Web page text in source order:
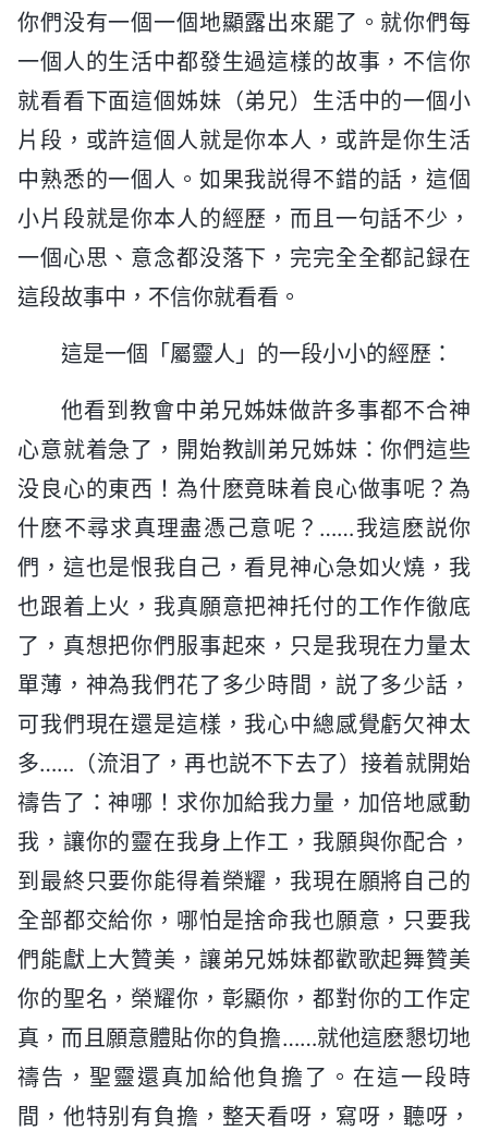
你們没有一個一個地顯露出來罷了。就你們每
一個人的生活中都發生過這樣的故事，不信你
就看看下面這個姊妹（弟兄）生活中的一個小
片段，或許這個人就是你本人，或許是你生活
中熟悉的一個人。如果我説得不錯的話，這個
小片段就是你本人的經歷，而且一句話不少，
一個心思、意念都没落下，完完全全都記録在
這段故事中，不信你就看看。
這是一個「屬靈人」的一段小小的經歷：
他看到教會中弟兄姊妹做許多事都不合神
心意就着急了，開始教訓弟兄姊妹：你們這些
没良心的東西！為什麽竟昧着良心做事呢？為
什麽不尋求真理盡憑己意呢？……我這麽説你
們，這也是恨我自己，看見神心急如火燒，我
也跟着上火，我真願意把神托付的工作作徹底
了，真想把你們服事起來，只是我現在力量太
單薄，神為我們花了多少時間，説了多少話，
可我們現在還是這樣，我心中總感覺虧欠神太
多……（流泪了，再也説不下去了）接着就開始
禱告了：神哪！求你加給我力量，加倍地感動
我，讓你的靈在我身上作工，我願與你配合，
到最終只要你能得着榮耀，我現在願將自己的
全部都交給你，哪怕是捨命我也願意，只要我
們能獻上大贊美，讓弟兄姊妹都歡歌起舞贊美
你的聖名，榮耀你，彰顯你，都對你的工作定
真，而且願意體貼你的負擔……就他這麽懇切地
禱告，聖靈還真加給他負擔了。在這一段時
間，他特别有負擔，整天看呀，寫呀，聽呀，